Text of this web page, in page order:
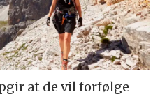
at de vil forfølge